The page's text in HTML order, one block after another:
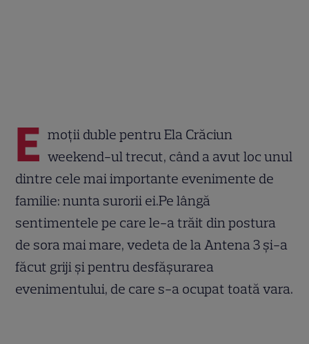
E moții duble pentru Ela Crăciun
weekend-ul trecut, când a avut loc unul
dintre cele mai importante evenimente de
familie: nunta surorii ei.Pe lângă
sentimentele pe care le-a trăit din postura
de sora mai mare, vedeta de la Antena 3 și-a
făcut griji și pentru desfășurarea
evenimentului, de care s-a ocupat toată vara.